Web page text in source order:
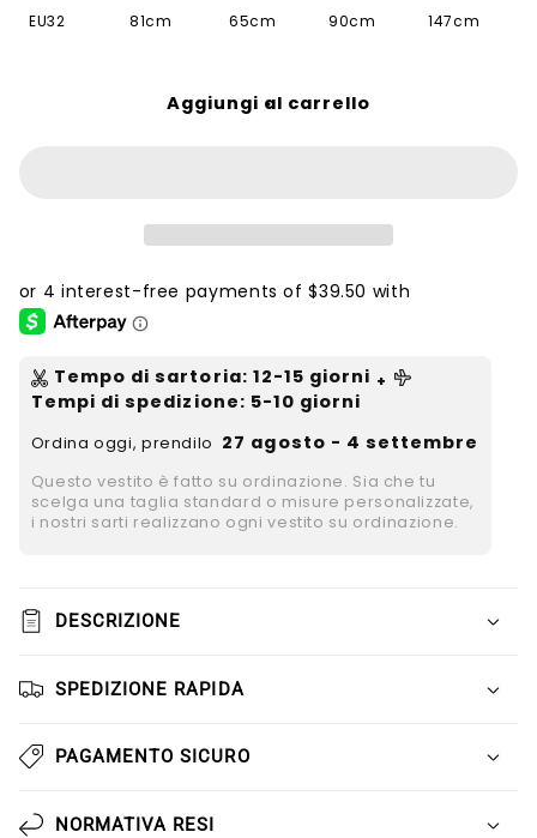
EU32 81cm 65cm 90cm 147cm
Aggiungi al carrello
Tempo di sartoria: 12-15 giorni +
Tempi di spedizione: 5-10 giorni
Ordina oggi, prendilo 27 agosto - 4 settembre
Questo vestito è fatto su ordinazione. Sia che tu
scelga una taglia standard o misure personalizzate,
i nostri sarti realizzano ogni vestito su ordinazione.
DESCRIZIONE
SPEDIZIONE RAPIDA
PAGAMENTO SICURO
NORMATIVA RESI